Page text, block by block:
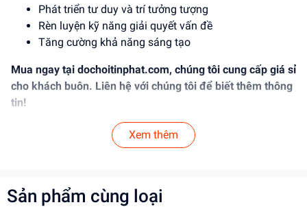
Phát triển tư duy và trí tưởng tượng
Rèn luyện kỹ năng giải quyết vấn đề
Tăng cường khả năng sáng tạo
Mua ngay tại dochoitinphat.com, chúng tôi cung cấp giá sỉ
cho khách buôn. Liên hệ với chúng tôi để biết thêm thông
tin!
Xem thêm
Sản phẩm cùng loại